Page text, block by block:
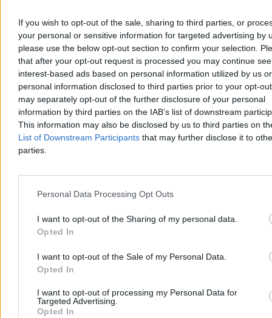
If you wish to opt-out of the sale, sharing to third parties, or
your personal or sensitive information for targeted advertising by
please use the below opt-out section to confirm your selection.
that after your opt-out request is processed you may continue
interest-based ads based on personal information utilized by us or
personal information disclosed to third parties prior to your opt-
may separately opt-out of the further disclosure of your personal
information by third parties on the IAB’s list of downstream
This information may also be disclosed by us to third parties on
List of Downstream Participants that may further disclose it to
parties.
Personal Data Processing Opt Outs
I want to opt-out of the Sharing of my personal data.
Opted In
I want to opt-out of the Sale of my Personal Data.
Opted In
I want to opt-out of processing my Personal Data for
Targeted Advertising.
Opted In
emerytalna składka rodzinna, która ma rekompensować rodzicom
niższe świadczenia emerytalne wynikające z macierzyństwa.
Tomasz Pałasz
Dzisiaj 17:23
4 min
Kierowca autobusu przyszedł do pracy w